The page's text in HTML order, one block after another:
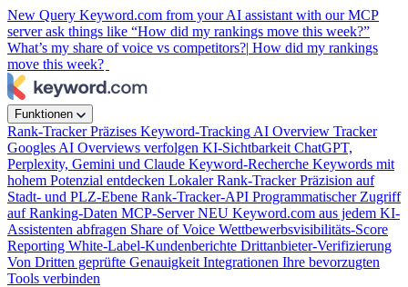
New Query Keyword.com from your AI assistant with our MCP
server ask things like “How did my rankings move this week?”
What’s my share of voice vs competitors?| How did my rankings
move this week?
Funktionen
Rank-TrackerPräzises Keyword-Tracking AI Overview Tracker
Googles AI Overviews verfolgen KI-Sichtbarkeit ChatGPT,
Perplexity, Gemini und Claude Keyword-Recherche Keywords mit
hohem Potenzial entdecken Lokaler Rank-TrackerPräzision auf
Stadt- und PLZ-Ebene Rank-Tracker-API Programmatischer Zugriff
auf Ranking-Daten MCP-ServerNEU Keyword.com aus jedem KI-
Assistenten abfragen Share of Voice Wettbewerbsvisibilitäts-Score
Reporting White-Label-Kundenberichte Drittanbieter-Verifizierung
Von Dritten geprüfte Genauigkeit Integrationen Ihre bevorzugten
Tools verbinden